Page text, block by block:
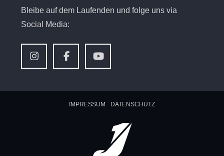
Bleibe auf dem Laufenden und folge uns via
Social Media:
IMPRESSUM DATENSCHUTZ